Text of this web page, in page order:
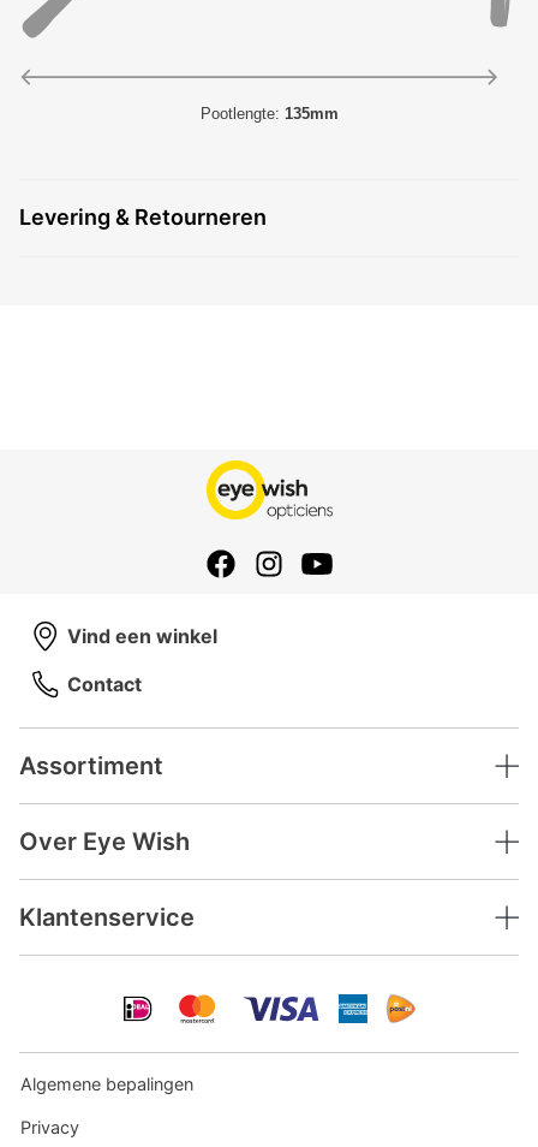
Pootlengte: 135mm
Levering & Retourneren
Assortiment
Over Eye Wish
Klantenservice
Vind een winkel
Contact
Algemene bepalingen
Privacy